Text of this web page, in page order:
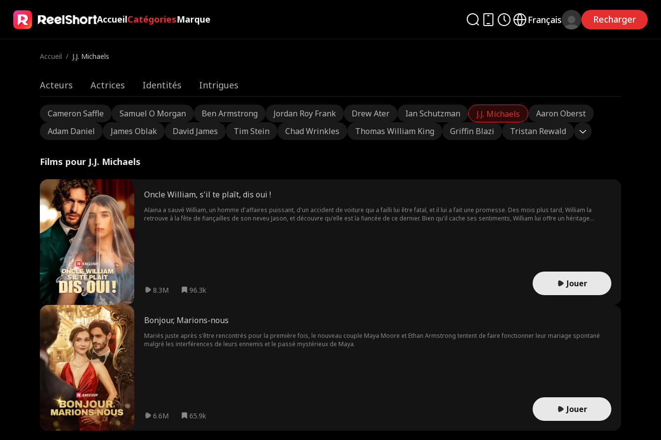
AccueilCatégoriesMarque Français Recharger
Accueil / J.J. Michaels
Acteurs Actrices Identités Intrigues
Cameron Saffle Samuel O Morgan Ben Armstrong Jordan Roy Frank Drew Ater Ian Schutzman J.J. Michaels
Aaron Oberst
Adam Daniel
James Oblak David James Tim Stein Chad Wrinkles Thomas William King Griffin Blazi Tristan Rewald
Films pour J.J. Michaels
Oncle William, s'il te plaît, dis oui !
Alaina a sauvé William, un homme d'affaires puissant, d'un accident de voiture qui a failli lui être fatal, et il lui a fait une promesse. Des mois plus tard, William la
retrouve à la fête de fiançailles de son neveu Jason, et découvre qu'elle est la fiancée de ce dernier. Bien qu'il cache ses sentiments, William lui offre un héritage
8.3M 96.3k
Jouer
Bonjour, Marions-nous
Mariés juste après s'être rencontrés pour la première fois, le nouveau couple Maya Moore et Ethan Armstrong tentent de faire fonctionner leur mariage spontané
malgré les interférences de leurs ennemis et le passé mystérieux de Maya.
6.6M 65.9k
Jouer